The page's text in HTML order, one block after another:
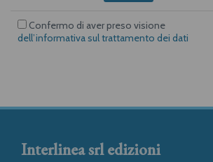
Confermo di aver preso visione
dell’informativa sul trattamento dei dati
Interlinea srl edizioni